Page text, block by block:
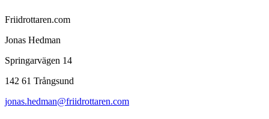
Friidrottaren.com
Jonas Hedman
Springarvägen 14
142 61 Trångsund
jonas.hedman@friidrottaren.com